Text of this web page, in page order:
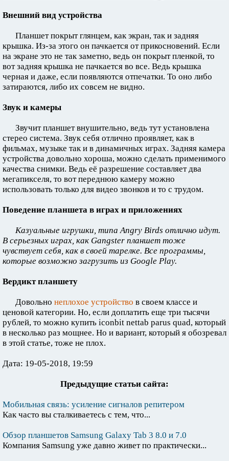
Внешний вид устройства
Планшет покрыт глянцем, как экран, так и задняя
крышка. Из-за этого он пачкается от прикосновений. Если
на экране это не так заметно, ведь он покрыт пленкой, то
вот задняя крышка не пачкается во все. Ведь крышка
черная и даже, если появляются отпечатки. То оно либо
затираются, либо их совсем не видно.
Звук и камеры
Звучит планшет внушительно, ведь тут установлена
стерео система. Звук себя отлично проявляет, как в
фильмах, музыке так и в динамичных играх. Задняя камера
устройства довольно хороша, можно сделать применимого
качества снимки. Ведь её разрешение составляет два
мегапикселя, то вот переднюю камеру можно
использовать только для видео звонков и то с трудом.
Поведение планшета в играх и приложениях
Казуальные игрушки, типа Angry Birds отлично идут.
В серьезных играх, как Gangster планшет тоже
чувствует себя, как в своей тарелке. Все программы,
которые возможно загрузить из Google Play.
Вердикт планшету
Довольно неплохое устройство в своем классе и
ценовой категории. Но, если доплатить еще три тысячи
рублей, то можно купить iconbit nettab parus quad, который
в несколько раз мощнее. Но и вариант, который я обозревал
в этой статье, тоже не плох.
Дата: 19-05-2018, 19:59
Предыдущие статьи сайта:
Мобильная связь: усиление сигналов репитером
Как часто вы сталкиваетесь с тем, что...
Обзор планшетов Samsung Galaxy Tab 3 8.0 и 7.0
Компания Samsung уже давно живет по практически...